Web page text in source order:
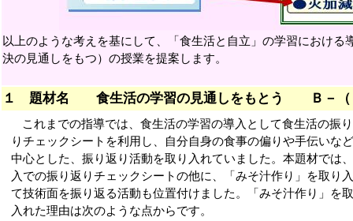
以上のような考えを基にして、「食生活と自立」の学習における
決の見通しをもつ）の授業を提案します。
１ 題材名 食生活の学習の見通しをもとう Ｂ－（
これまでの指導では、食生活の学習の導入として食生活の振
りチェックシートを利用し、自分自身の食事の偏りや手伝いな
中心とした、振り返り活動を取り入れていました。本題材では
入での振り返りチェックシートの他に、「みそ汁作り」を取り
て技術面を振り返る活動も位置付けました。「みそ汁作り」を
入れた理由は次のような点からです。